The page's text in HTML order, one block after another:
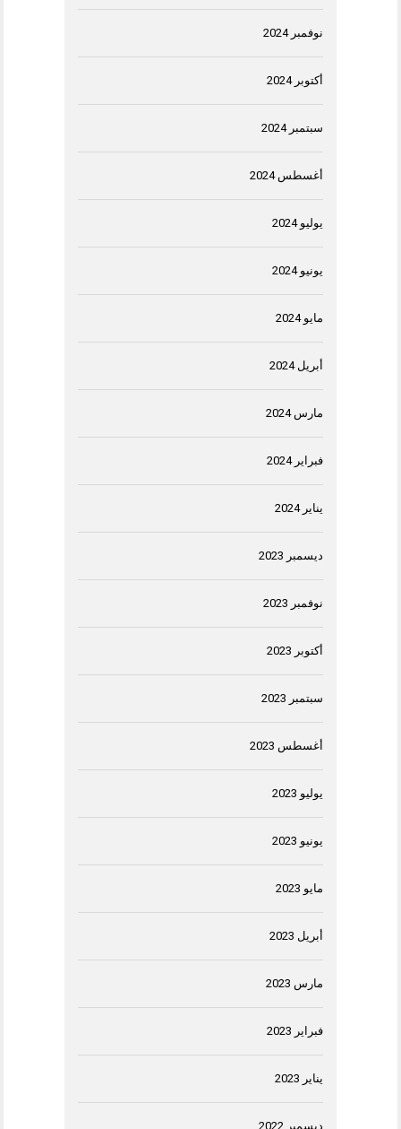
نوفمبر 2024
أكتوبر 2024
سبتمبر 2024
أغسطس 2024
يوليو 2024
يونيو 2024
مايو 2024
أبريل 2024
مارس 2024
فبراير 2024
يناير 2024
ديسمبر 2023
نوفمبر 2023
أكتوبر 2023
سبتمبر 2023
أغسطس 2023
يوليو 2023
يونيو 2023
مايو 2023
أبريل 2023
مارس 2023
فبراير 2023
يناير 2023
ديسمبر 2022